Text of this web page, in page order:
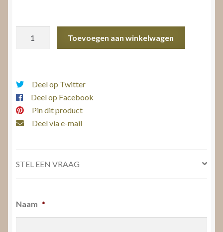
Toevoegen aan winkelwagen
Deel op Twitter
Deel op Facebook
Pin dit product
Deel via e-mail
STEL EEN VRAAG
Naam *